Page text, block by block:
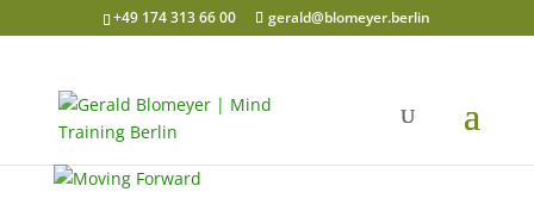
+49 174 313 66 00 gerald@blomeyer.berlin